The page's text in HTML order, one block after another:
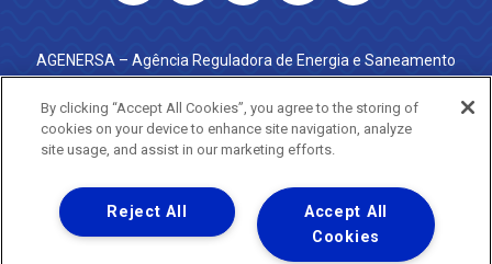
AGENERSA – Agência Reguladora de Energia e Saneamento
do Estado do Rio de Janeiro
0800 024 9040 · (21) 2332-6457 (WhatsApp) ·
ouvidoria@agenersa.rj.gov.br/ouvidoria.agenersa@gmail.com
·http://www.agenersa.rj.gov.br
Uma empresa
Copyright ® 2026 - Todos os Direitos Reservados.
By clicking “Accept All Cookies”, you agree to the storing of
cookies on your device to enhance site navigation, analyze
site usage, and assist in our marketing efforts.
Accept All
Cookies
Reject All